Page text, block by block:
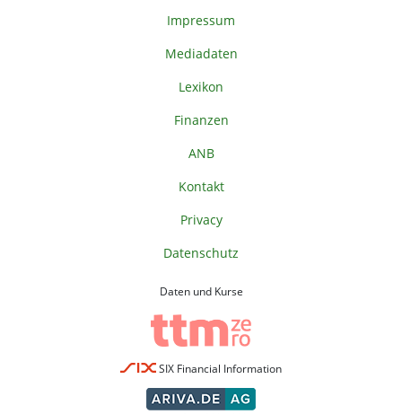
Impressum
Mediadaten
Lexikon
Finanzen
ANB
Kontakt
Privacy
Datenschutz
Daten und Kurse
SIX Financial Information